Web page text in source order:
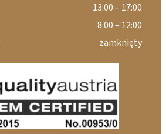
13:00 – 17:00
8:00 – 12:00
zamknięty